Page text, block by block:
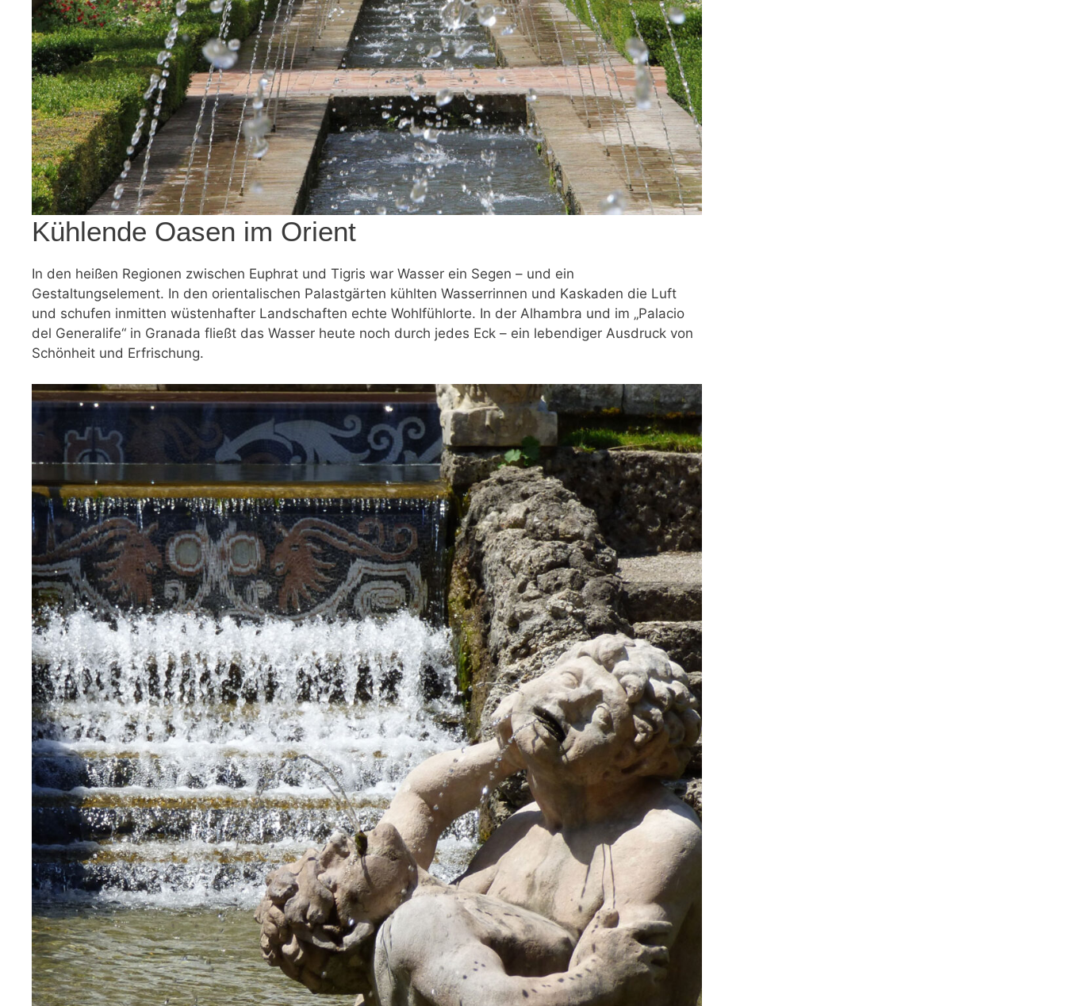
Kühlende Oasen im Orient
In den heißen Regionen zwischen Euphrat und Tigris war Wasser ein Segen – und ein
Gestaltungselement. In den orientalischen Palastgärten kühlten Wasserrinnen und Kaskaden die Luft
und schufen inmitten wüstenhafter Landschaften echte Wohlfühlorte. In der Alhambra und im „Palacio
del Generalife“ in Granada fließt das Wasser heute noch durch jedes Eck – ein lebendiger Ausdruck von
Schönheit und Erfrischung.